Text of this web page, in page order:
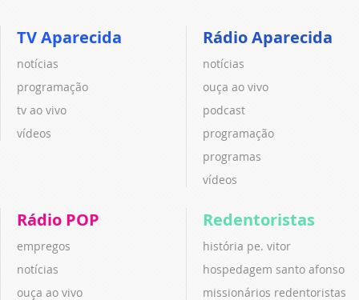
TV Aparecida
notícias
programação
tv ao vivo
vídeos
Rádio Aparecida
notícias
ouça ao vivo
podcast
programação
programas
vídeos
Rádio POP
empregos
notícias
ouça ao vivo
Redentoristas
história pe. vitor
hospedagem santo afonso
missionários redentoristas